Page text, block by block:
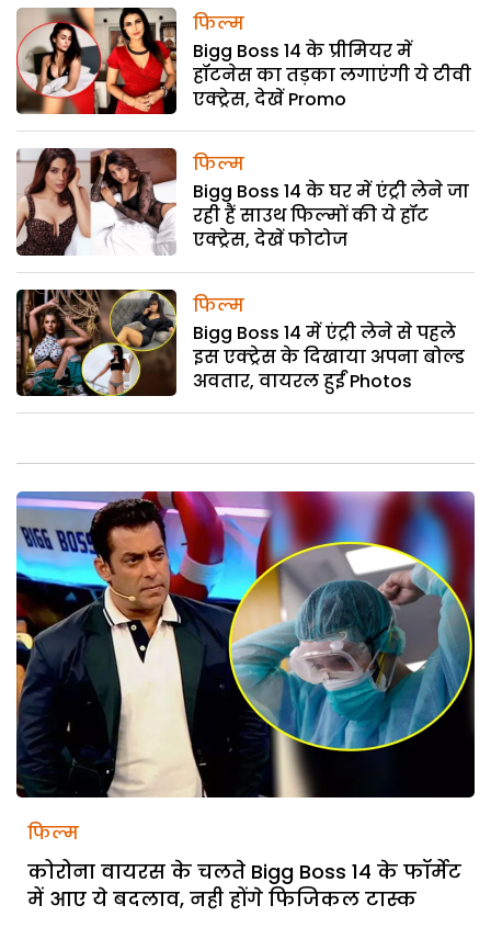
फिल्म
Bigg Boss 14 के प्रीमियर में
हॉटनेस का तड़का लगाएंगी ये टीवी
एक्ट्रेस, देखें Promo
फिल्म
Bigg Boss 14 के घर में एंट्री लेने जा
रही हैं साउथ फिल्मों की ये हॉट
एक्ट्रेस, देखें फोटोज
फिल्म
Bigg Boss 14 में एंट्री लेने से पहले
इस एक्ट्रेस के दिखाया अपना बोल्ड
अवतार, वायरल हुईं Photos
फिल्म
कोरोना वायरस के चलते Bigg Boss 14 के फॉर्मेट
में आए ये बदलाव, नही होंगे फिजिकल टास्क